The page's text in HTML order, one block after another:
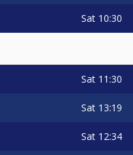
Sat 10:30
Sat 11:30
Sat 13:19
Sat 12:34